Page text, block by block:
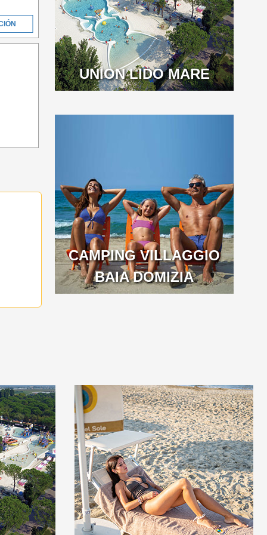
UNION LIDO MARE
CAMPING VILLAGGIO
BAIA DOMIZIA